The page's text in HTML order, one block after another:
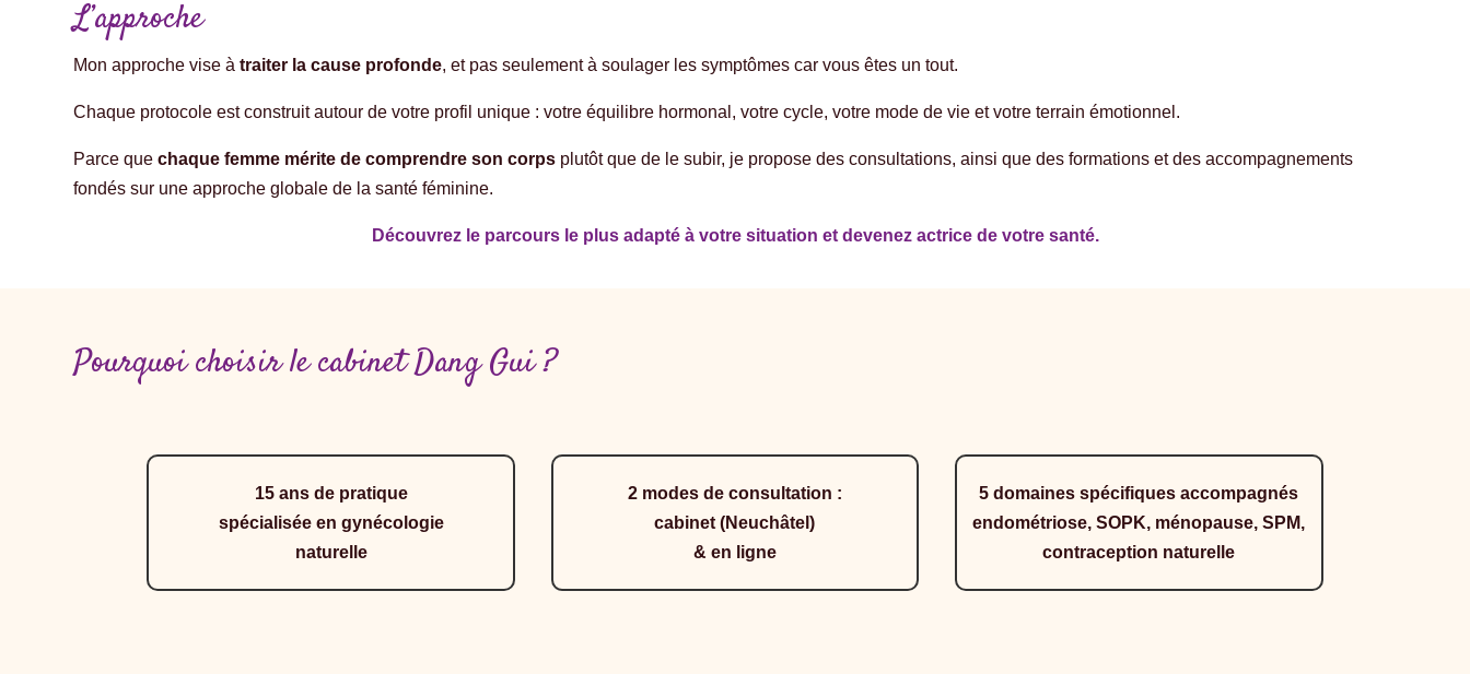
L’approche
Mon approche vise àtraiter la cause profonde, et pas seulement à soulager les symptômes car vous êtes un tout.
Chaque protocole est construit autour de votre profil unique : votre équilibre hormonal, votre cycle, votre mode de vie et votre terrain émotionnel.
Parce quechaque femme mérite de comprendre son corps plutôt que de le subir, je propose des consultations, ainsi que des formations et des accompagnements
fondés sur une approche globale de la santé féminine.
Découvrez le parcours le plus adapté à votre situation et devenez actrice de votre santé.
Pourquoi choisir le cabinet Dang Gui ?
15 ans de pratique
spécialisée en gynécologie
naturelle
2 modes de consultation :
cabinet (Neuchâtel)
& en ligne
5 domaines spécifiques accompagnés
endométriose, SOPK, ménopause, SPM,
contraception naturelle